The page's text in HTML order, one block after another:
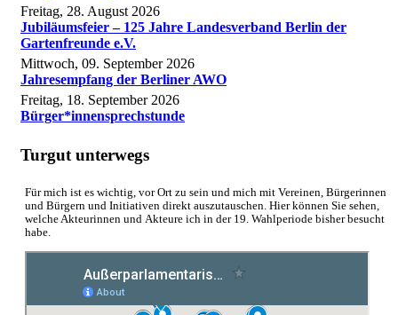
Freitag, 28. August 2026
Jubiläumsfeier – 125 Jahre Landesverband Berlin der
Gartenfreunde e.V.
Mittwoch, 09. September 2026
Jahresempfang der Berliner AWO
Freitag, 18. September 2026
Bürger*innensprechstunde
Turgut unterwegs
Für mich ist es wichtig, vor Ort zu sein und mich mit Vereinen, Bürgerinnen
und Bürgern und Initiativen direkt auszutauschen. Hier können Sie sehen,
welche Akteurinnen und Akteure ich in der 19. Wahlperiode bisher besucht
habe.